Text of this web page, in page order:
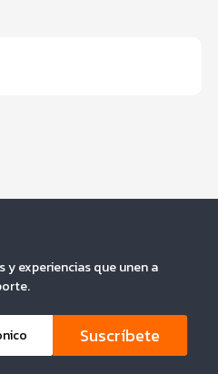
y experiencias que unen a
Suscríbete